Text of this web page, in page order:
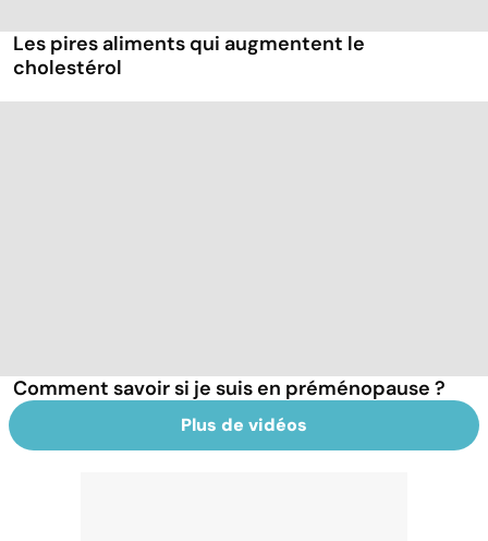
Les pires aliments qui augmentent le
cholestérol
Comment savoir si je suis en préménopause ?
Plus de vidéos